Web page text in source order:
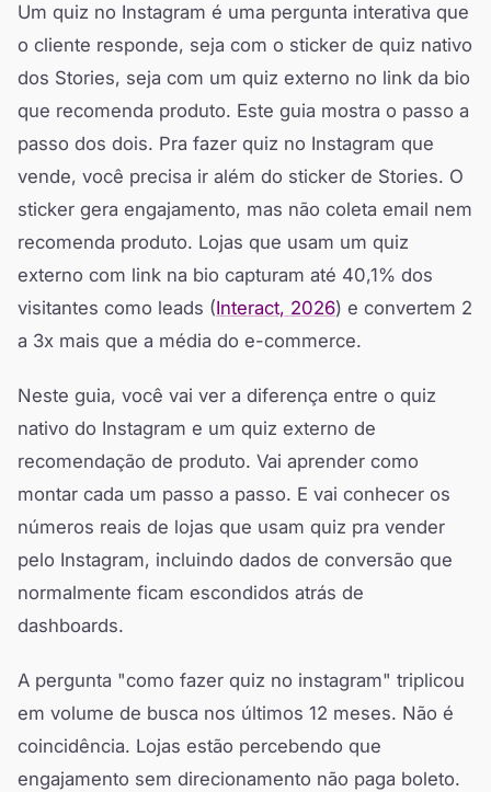
Um quiz no Instagram é uma pergunta interativa que
o cliente responde, seja com o sticker de quiz nativo
dos Stories, seja com um quiz externo no link da bio
que recomenda produto. Este guia mostra o passo a
passo dos dois. Pra fazer quiz no Instagram que
vende, você precisa ir além do sticker de Stories. O
sticker gera engajamento, mas não coleta email nem
recomenda produto. Lojas que usam um quiz
externo com link na bio capturam até 40,1% dos
visitantes como leads (Interact, 2026) e convertem 2
a 3x mais que a média do e-commerce.
Neste guia, você vai ver a diferença entre o quiz
nativo do Instagram e um quiz externo de
recomendação de produto. Vai aprender como
montar cada um passo a passo. E vai conhecer os
números reais de lojas que usam quiz pra vender
pelo Instagram, incluindo dados de conversão que
normalmente ficam escondidos atrás de
dashboards.
A pergunta "como fazer quiz no instagram" triplicou
em volume de busca nos últimos 12 meses. Não é
coincidência. Lojas estão percebendo que
engajamento sem direcionamento não paga boleto.